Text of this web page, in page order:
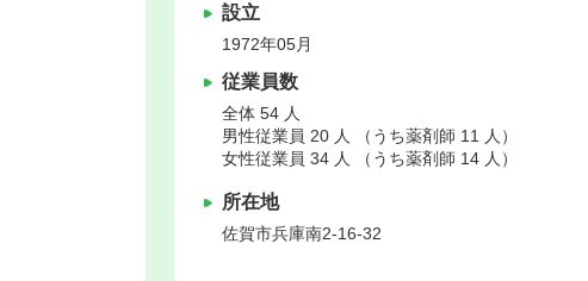
設立
1972年05月
従業員数
全体 54 人
男性従業員 20 人 （うち薬剤師 11 人）
女性従業員 34 人 （うち薬剤師 14 人）
所在地
佐賀市兵庫南2-16-32